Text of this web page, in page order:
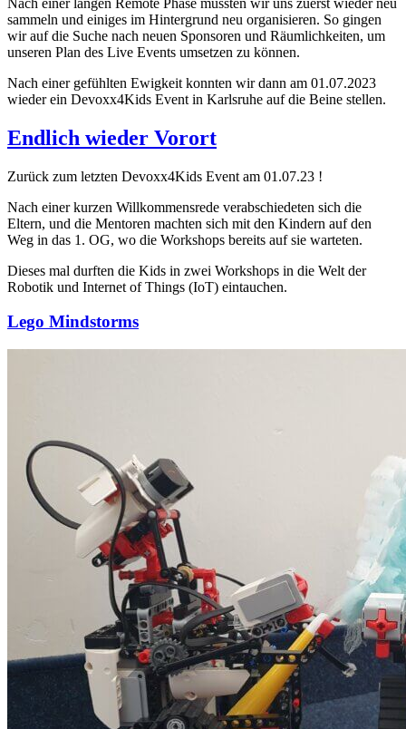
Nach einer langen Remote Phase mussten wir uns zuerst wieder neu
sammeln und einiges im Hintergrund neu organisieren. So gingen
wir auf die Suche nach neuen Sponsoren und Räumlichkeiten, um
unseren Plan des Live Events umsetzen zu können.
Nach einer gefühlten Ewigkeit konnten wir dann am 01.07.2023
wieder ein Devoxx4Kids Event in Karlsruhe auf die Beine stellen.
Endlich wieder Vorort
Zurück zum letzten Devoxx4Kids Event am 01.07.23 !
Nach einer kurzen Willkommensrede verabschiedeten sich die
Eltern, und die Mentoren machten sich mit den Kindern auf den
Weg in das 1. OG, wo die Workshops bereits auf sie warteten.
Dieses mal durften die Kids in zwei Workshops in die Welt der
Robotik und Internet of Things (IoT) eintauchen.
Lego Mindstorms